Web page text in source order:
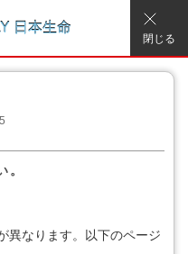
閉じる
。
異なります。以下のページ